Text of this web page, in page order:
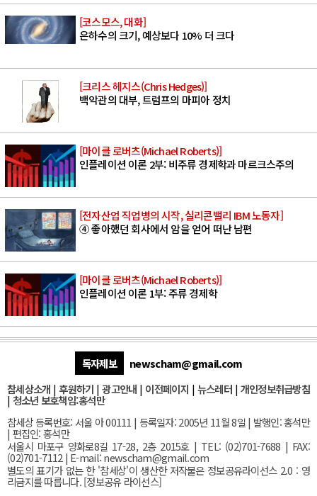
[코스모스, 대화]
은하수의 크기, 예상보다 10% 더 크다
[크리스 헤지스(Chris Hedges)]
백악관의 대부, 트럼프의 마피아 정치
[마이클 로버츠(Michael Roberts)]
인플레이션 이론 2부: 비주류 경제학과 마르크스주의
[전자산업 직업병의 시작, 실리콘밸리 IBM 노동자]
④ 좋아했던 회사에서 암을 얻어 떠난 남편
[마이클 로버츠(Michael Roberts)]
인플레이션 이론 1부: 주류 경제학
독자제보
newscham@gmail.com
참세상소개 | 후원하기 |광고안내 | 이전페이지 | 뉴스레터| 개인정보취급방침
| 청소년 보호책임:홍석만
참세상 등록번호: 서울 아 00111 | 등록일자: 2005년 11월 8일 | 발행인: 홍석만
| 편집인: 홍석만
서울시 마포구 양화로8길 17-28, 2층 2015호| TEL: (02)701-7688 | FAX:
(02)701-7112 | E-mail:newscham@gmail.com
별도의 표기가 없는 한 '참세상'이 생산한 저작물은 정보공유라이선스 2.0 : 영
리금지를 따릅니다. [정보공유 라이선스]